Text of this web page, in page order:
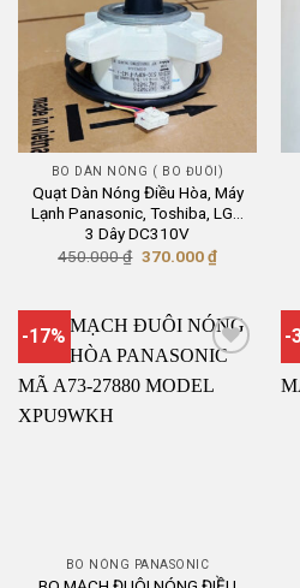
BO DÀN NÓNG ( BO ĐUÔI)
Quạt Dàn Nóng Điều Hòa, Máy
Lạnh Panasonic, Toshiba, LG…
3 Dây DC310V
450.000₫ Giá
370.000₫Giá
hiện
370.000 ₫.
-17%
BO NÓNG PANASONIC
-